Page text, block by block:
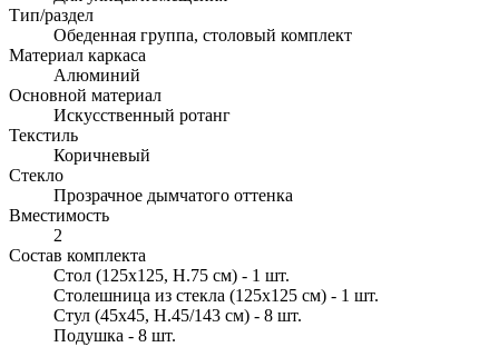
Тип/раздел
Обеденная группа, столовый комплект
Материал каркаса
Алюминий
Основной материал
Искусственный ротанг
Текстиль
Коричневый
Стекло
Прозрачное дымчатого оттенка
Вместимость
2
Состав комплекта
Стол (125х125, H.75 см) - 1 шт.
Столешница из стекла (125х125 см) - 1 шт.
Стул (45х45, H.45/143 см) - 8 шт.
Подушка - 8 шт.